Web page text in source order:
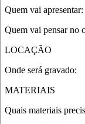
Quem vai apresentar:
Quem vai pensar no
LOCAÇÃO
Onde será gravado:
MATERIAIS
Quais materiais